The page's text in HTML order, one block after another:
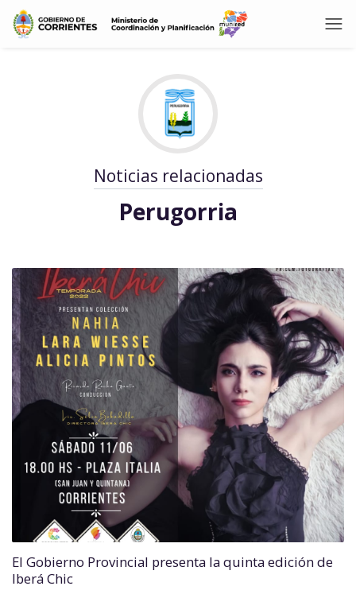
Noticias relacionadas
Perugorria
El Gobierno Provincial presenta la quinta edición de
Iberá Chic